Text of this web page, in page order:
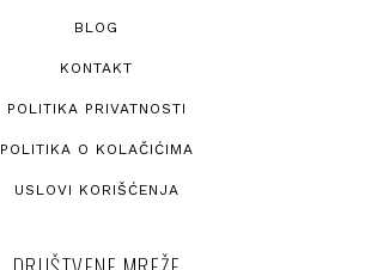
BLOG
KONTAKT
POLITIKA PRIVATNOSTI
POLITIKA O KOLAČIĆIMA
USLOVI KORIŠĆENJA